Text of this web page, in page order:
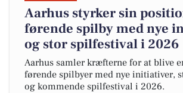
Aarhus styrker sin
førende spilby med nye
og stor spilfestival i 2026
Aarhus samler kræfterne for at blive
førende spilbyer med nye initiativer,
og kommende spilfestival i 2026.